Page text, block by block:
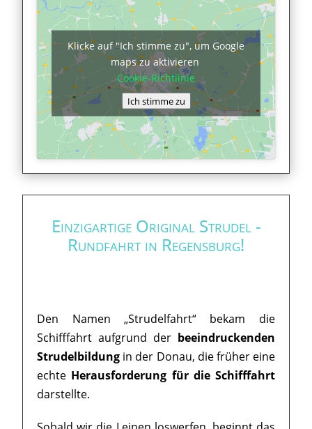
Klicke auf "Ich stimme zu", um Google
maps zu aktivieren
Cookie-Richtlinie
Ich stimme zu
Einzigartige Original Strudel -
Rundfahrt in Regensburg!
Den Namen „Strudelfahrt“ bekam die
Schifffahrt aufgrund der beeindruckenden
Strudelbildung in der Donau, die früher eine
echte Herausforderung für die Schifffahrt
darstellte.